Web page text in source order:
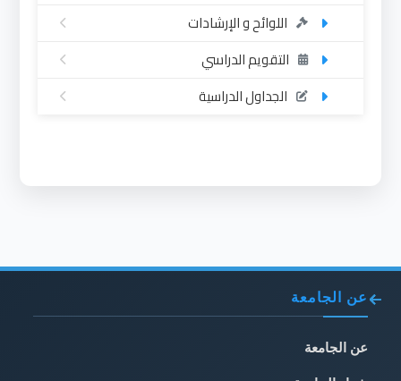
اللوائح و الإرشادات
التقويم الدراسي
الجداول الدراسية
عن الجامعة
عن الجامعة